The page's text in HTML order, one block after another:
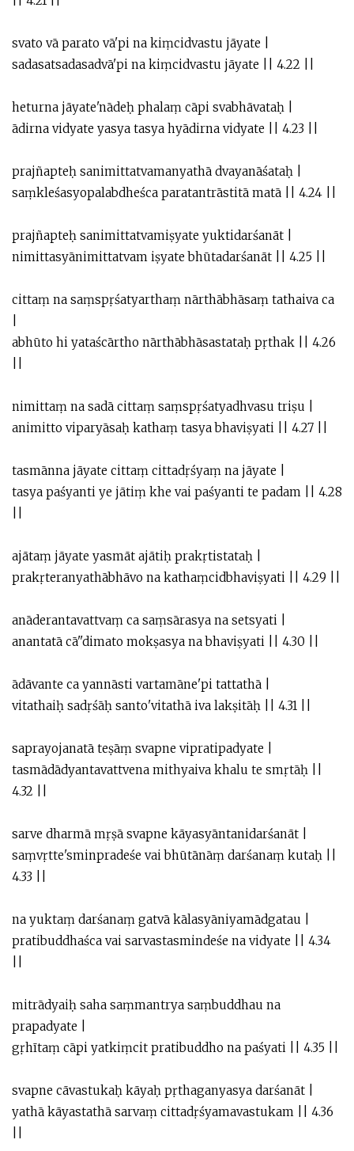
svato vā parato vā'pi na kiṃcidvastu jāyate |
sadasatsadasadvā'pi na kiṃcidvastu jāyate || 4.22 ||
heturna jāyate'nādeḥ phalaṃ cāpi svabhāvataḥ |
ādirna vidyate yasya tasya hyādirna vidyate || 4.23 ||
prajñapteḥ sanimittatvamanyathā dvayanāśataḥ |
saṃkleśasyopalabdheśca paratantrāstitā matā || 4.24 ||
prajñapteḥ sanimittatvamiṣyate yuktidarśanāt |
nimittasyānimittatvam iṣyate bhūtadarśanāt || 4.25 ||
cittaṃ na saṃspṛśatyarthaṃ nārthābhāsaṃ tathaiva ca
abhūto hi yataścārtho nārthābhāsastataḥ pṛthak || 4.26
nimittaṃ na sadā cittaṃ saṃspṛśatyadhvasu triṣu |
animitto viparyāsaḥ kathaṃ tasya bhaviṣyati || 4.27 ||
tasmānna jāyate cittaṃ cittadṛśyaṃ na jāyate |
tasya paśyanti ye jātiṃ khe vai paśyanti te padam || 4.28
ajātaṃ jāyate yasmāt ajātiḥ prakṛtistataḥ |
prakṛteranyathābhāvo na kathaṃcidbhaviṣyati || 4.29 ||
anāderantavattvaṃ ca saṃsārasya na setsyati |
anantatā cā''dimato mokṣasya na bhaviṣyati || 4.30 ||
ādāvante ca yannāsti vartamāne'pi tattathā |
vitathaiḥ sadṛśāḥ santo'vitathā iva lakṣitāḥ || 4.31 ||
saprayojanatā teṣāṃ svapne vipratipadyate |
tasmādādyantavattvena mithyaiva khalu te smṛtāḥ ||
4.32 ||
sarve dharmā mṛṣā svapne kāyasyāntanidarśanāt |
saṃvṛtte'sminpradeśe vai bhūtānāṃ darśanaṃ kutaḥ ||
4.33 ||
na yuktaṃ darśanaṃ gatvā kālasyāniyamādgatau |
pratibuddhaśca vai sarvastasmindeśe na vidyate || 4.34
mitrādyaiḥ saha saṃmantrya saṃbuddhau na
prapadyate |
gṛhītaṃ cāpi yatkiṃcit pratibuddho na paśyati || 4.35 ||
svapne cāvastukaḥ kāyaḥ pṛthaganyasya darśanāt |
yathā kāyastathā sarvaṃ cittadṛśyamavastukam || 4.36